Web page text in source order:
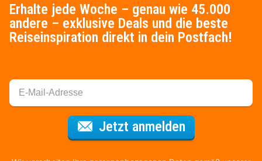
Erhalte jede Woche – genau wie 45.000
andere – exklusive Deals und die beste
Reiseinspiration direkt in dein Postfach!
Jetzt anmeldenFür den